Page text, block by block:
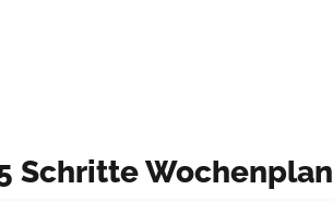
Schritte Wochenplan